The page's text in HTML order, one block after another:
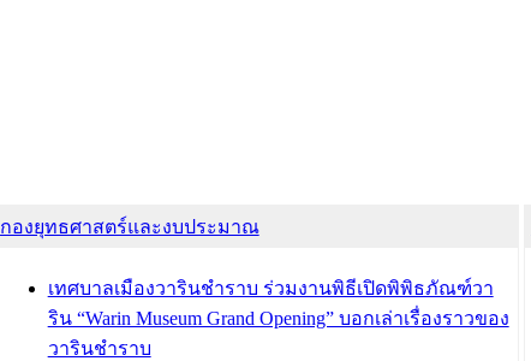
กองยุทธศาสตร์และงบประมาณ
เทศบาลเมืองวารินชำราบ ร่วมงานพิธีเปิดพิพิธภัณฑ์วา
ริน “Warin Museum Grand Opening” บอกเล่าเรื่องราวของ
วารินชำราบ